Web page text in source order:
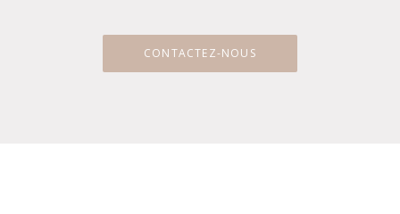
CONTACTEZ-NOUS